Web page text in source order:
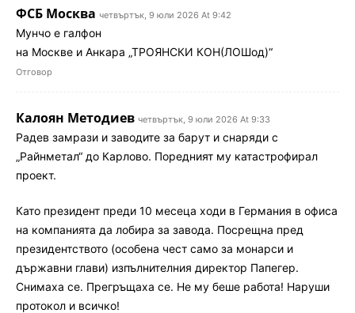
ФСБ Москва четвъртък, 9 юли 2026 At 9:42
Мунчо е галфон
на Москве и Анкара „ТРОЯНСКИ КОН(ЛОШод)“
Отговор
Калоян Методиев четвъртък, 9 юли 2026 At 9:33
Радев замрази и заводите за барут и снаряди с
„Райнметал“ до Карлово. Поредният му катастрофирал
проект.
Като президент преди 10 месеца ходи в Германия в офиса
на компанията да лобира за завода. Посрещна пред
президентството (особена чест само за монарси и
държавни глави) изпълнителния директор Папегер.
Снимаха се. Прегръщаха се. Не му беше работа! Наруши
протокол и всичко!